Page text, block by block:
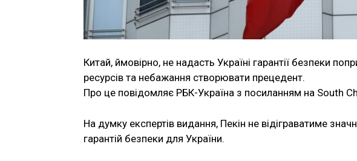
Китай, ймовірно, не надасть Україні гарантії безпеки
ресурсів та небажання створювати прецедент.
Про це повідомляє РБК-Україна з посиланням на South
На думку експертів видання, Пекін не відіграватиме
гарантій безпеки для України.